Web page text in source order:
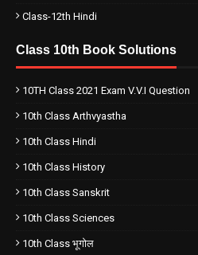
Class-12th Hindi
Class 10th Book Solutions
10TH Class 2021 Exam V.V.I Question
10th Class Arthvyastha
10th Class Hindi
10th Class History
10th Class Sanskrit
10th Class Sciences
10th Class भूगोल